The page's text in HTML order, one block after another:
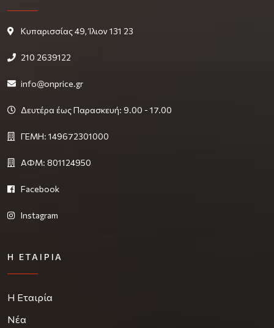
Κυπαρισσίας 49, Ίλιον 131 23
210 2639122
info@onprice.gr
Δευτέρα έως Παρασκευή: 9.00 - 17.00
ΓΕΜΗ: 149672301000
ΑΦΜ: 801124950
Facebook
Instagram
Η ΕΤΑΙΡΊΑ
Η Εταιρία
Νέα